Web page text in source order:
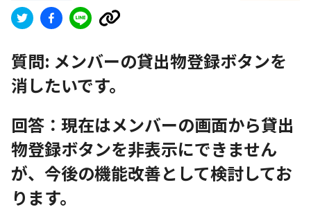
質問: メンバーの貸出物登録ボタンを
消したいです。
回答：現在はメンバーの画面から貸出
物登録ボタンを非表示にできません
が、今後の機能改善として検討してお
ります。